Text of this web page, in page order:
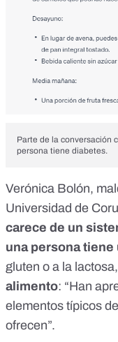
Parte de la conversación
persona tiene diabetes.
Verónica Bolón,
Universidad de
carece de un
una persona
gluten o a la lactosa,
alimento: “Han
elementos típicos
ofrecen”.